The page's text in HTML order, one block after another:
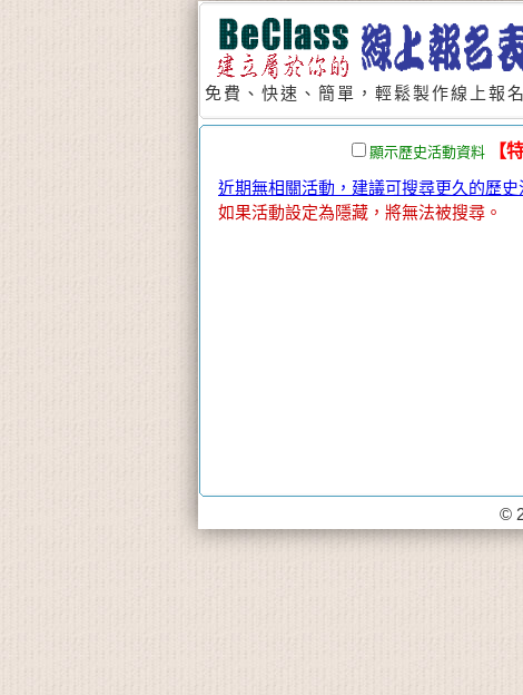
免費、快速、簡單，輕鬆製作線上報
顯示歷史活動資料
【
近期無相關活動，建議可搜尋更久的歷史
如果活動設定為隱藏，將無法被搜尋。
©